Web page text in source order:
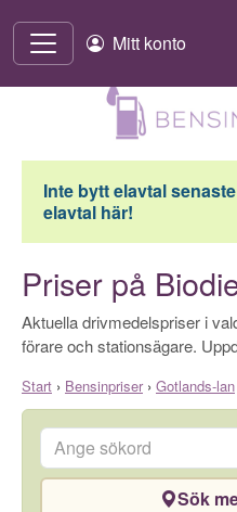
Mitt konto
Inte bytt elavtal
elavtal här!
Priser på
Aktuella drivmedelspriser i
förare och stationsägare.
Start › Bensinpriser› Gotlands-lan
Ange sökord
Sök